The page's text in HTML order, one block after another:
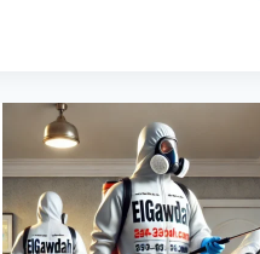
للإيجار
رش
الحشرات
في